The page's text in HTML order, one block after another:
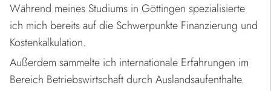
Während meines Studiums in Göttingen spezialisierte
ich mich bereits auf die Schwerpunkte Finanzierung und
Kostenkalkulation.
Außerdem sammelte ich internationale Erfahrungen im
Bereich Betriebswirtschaft durch Auslandsaufenthalte.